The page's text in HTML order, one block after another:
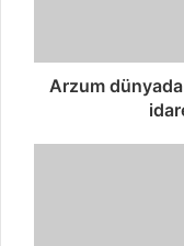
Arzum dünyada